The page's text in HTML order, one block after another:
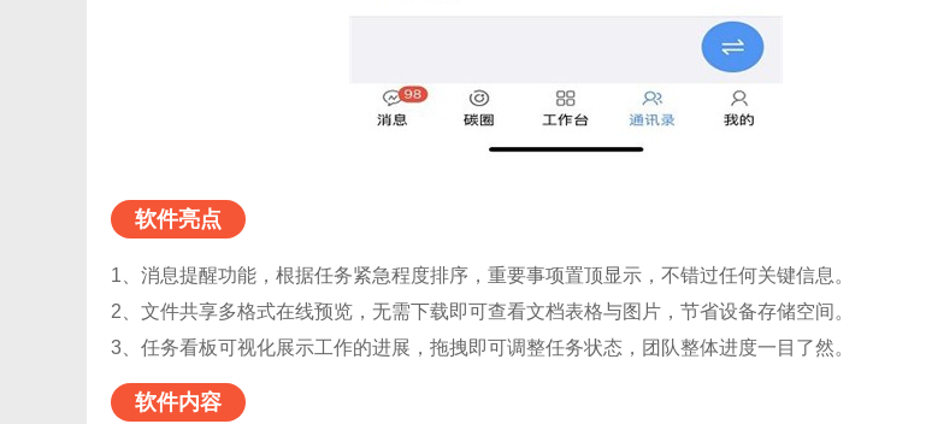
软件亮点
1、消息提醒功能，根据任务紧急程度排序，重要事项置顶显示，不错过任何关键信息。
2、文件共享多格式在线预览，无需下载即可查看文档表格与图片，节省设备存储空间。
3、任务看板可视化展示工作的进展，拖拽即可调整任务状态，团队整体进度一目了然。
软件内容